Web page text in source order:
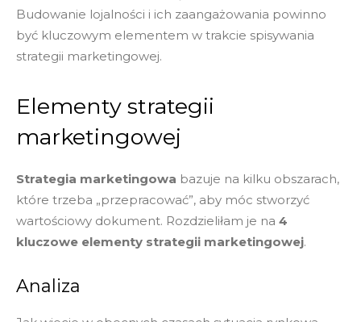
Budowanie lojalności i ich zaangażowania powinno
być kluczowym elementem w trakcie spisywania
strategii marketingowej.
Elementy strategii
marketingowej
Strategia marketingowa bazuje na kilku obszarach,
które trzeba „przepracować”, aby móc stworzyć
wartościowy dokument. Rozdzieliłam je na 4
kluczowe elementy strategii marketingowej.
Analiza